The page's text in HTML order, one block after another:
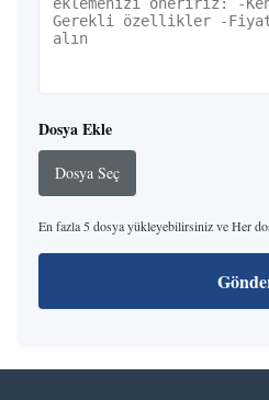
Dosya Ekle
Dosya Seç
En fazla 5 dosya yükleyebilirsiniz ve Her